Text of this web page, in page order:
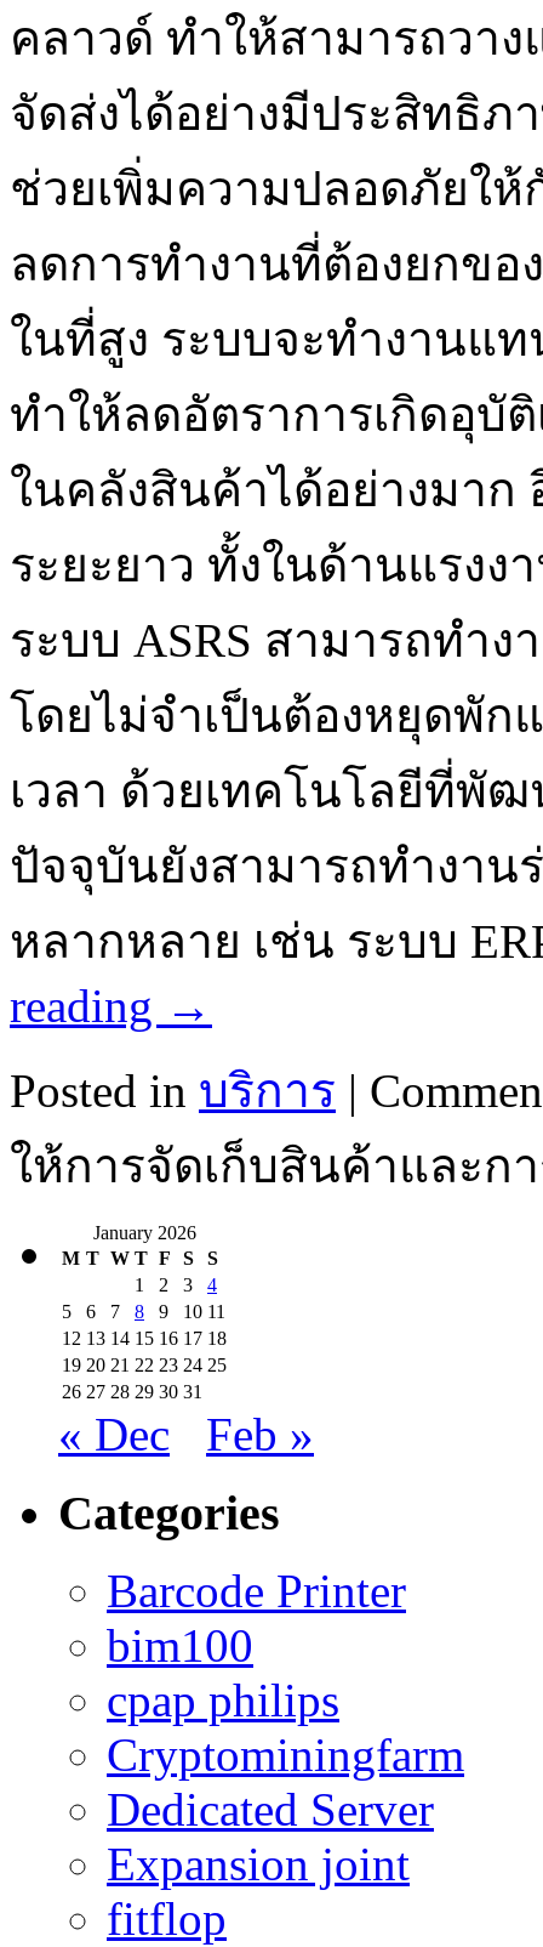
คลาวด์ ทำให้สามารถวา
จัดส่งได้อย่างมีประสิทธิภ
ช่วยเพิ่มความปลอดภัยให้
ลดการทำงานที่ต้องยกข
ในที่สูง ระบบจะทำงานแ
ทำให้ลดอัตราการเกิดอุบั
ในคลังสินค้าได้อย่างมาก
ระยะยาว ทั้งในด้านแรงง
ระบบ ASRS สามารถทำ
โดยไม่จำเป็นต้องหยุดพั
เวลา ด้วยเทคโนโลยีที่พัฒ
ปัจจุบันยังสามารถทำงาน
หลากหลาย เช่น ระบบ
reading →
Posted in บริการ |
ให้การจัดเก็บสินค้าและก
January 2026
M T W T F S
S
1
2 3
4
5
6 7 8 9 10 11
12 13 14 15 16 17 18
19 20 21 22 23 24 25
26 27 28 29 30 31
« Dec Feb »
Categories
Barcode Printer
bim100
cpap philips
Cryptominingfarm
Dedicated Server
Expansion joint
fitflop